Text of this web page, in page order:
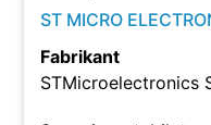
ST MICRO
Fabrikant
STMicroelectronics